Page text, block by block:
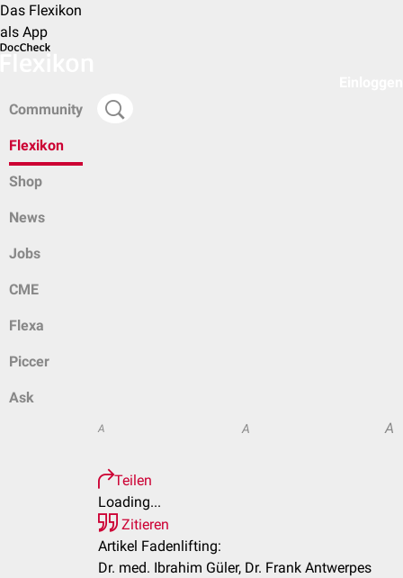
Das Flexikon
als App
Community
Flexikon
Shop
News
Jobs
CME
Flexa
Piccer
Ask
A A A
Teilen
Loading...
Zitieren
Artikel Fadenlifting:
Dr. med. Ibrahim Güler, Dr. Frank Antwerpes